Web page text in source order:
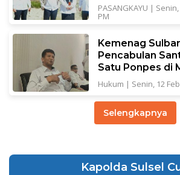
PASANGKAYU |
PM
Kemenag
Pencabulan
Satu Ponpes di
Hukum | Senin, 12
Selengkapnya
Kapolda Sulsel